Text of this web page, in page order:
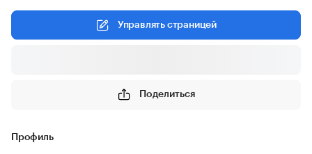
Управлять страницей
Поделиться
Профиль